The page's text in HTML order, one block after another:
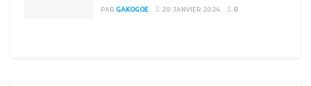
PAR GAKOGOE 29 JANVIER 2024 0